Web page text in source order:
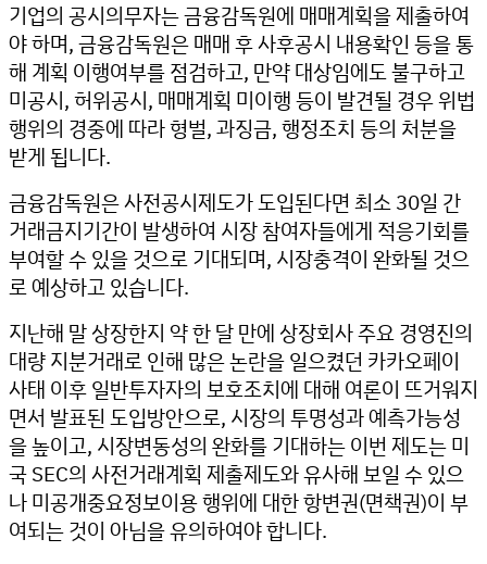
기업의 공시의무자는 금융감독원에 매매계획을 제출하여
야 하며, 금융감독원은 매매 후 사후공시 내용확인 등을 통
해 계획 이행여부를 점검하고, 만약 대상임에도 불구하고
미공시, 허위공시, 매매계획 미이행 등이 발견될 경우 위법
행위의 경중에 따라 형벌, 과징금, 행정조치 등의 처분을
받게 됩니다.
금융감독원은 사전공시제도가 도입된다면 최소 30일 간
거래금지기간이 발생하여 시장 참여자들에게 적응기회를
부여할 수 있을 것으로 기대되며, 시장충격이 완화될 것으
로 예상하고 있습니다.
지난해 말 상장한지 약 한 달 만에 상장회사 주요 경영진의
대량 지분거래로 인해 많은 논란을 일으켰던 카카오페이
사태 이후 일반투자자의 보호조치에 대해 여론이 뜨거워지
면서 발표된 도입방안으로, 시장의 투명성과 예측가능성
을 높이고, 시장변동성의 완화를 기대하는 이번 제도는 미
국 SEC의 사전거래계획 제출제도와 유사해 보일 수 있으
나 미공개중요정보이용 행위에 대한 항변권(면책권)이 부
여되는 것이 아님을 유의하여야 합니다.